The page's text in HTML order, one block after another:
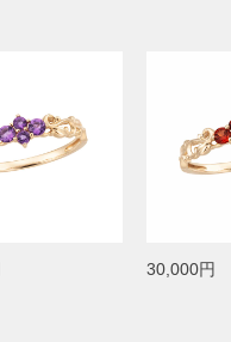
30,000円